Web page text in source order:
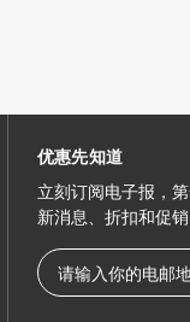
优惠先知道
立刻订阅电子报，
新消息、折扣和促销